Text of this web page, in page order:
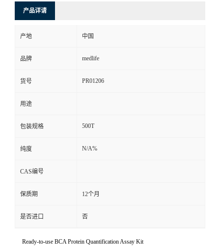
产品详请
产地 中国
品牌 medlife
货号 PR01206
用途
包装规格 500T
纯度 N/A%
CAS编号
保质期 12个月
是否进口 否
Ready-to-use BCA Protein Quantification Assay Kit